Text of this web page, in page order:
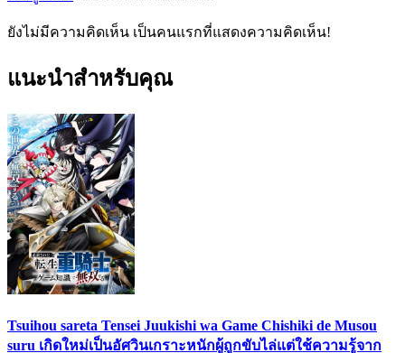
ยังไม่มีความคิดเห็น เป็นคนแรกที่แสดงความคิดเห็น!
แนะนำสำหรับคุณ
Tsuihou sareta Tensei Juukishi wa Game Chishiki de Musou
suru เกิดใหม่เป็นอัศวินเกราะหนักผู้ถูกขับไล่แต่ใช้ความรู้จาก